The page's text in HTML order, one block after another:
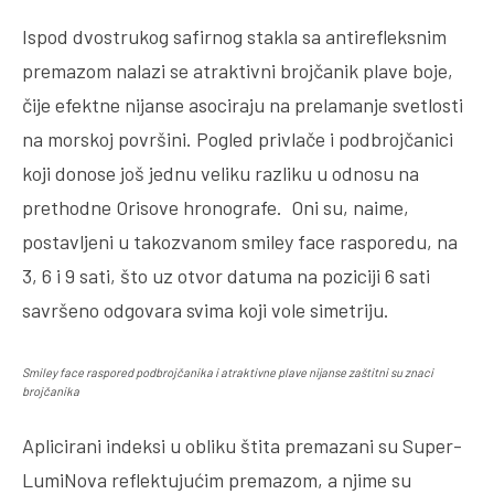
Ispod dvostrukog safirnog stakla sa antirefleksnim
premazom nalazi se atraktivni brojčanik plave boje,
čije efektne nijanse asociraju na prelamanje svetlosti
na morskoj površini. Pogled privlače i podbrojčanici
koji donose još jednu veliku razliku u odnosu na
prethodne Orisove hronografe. Oni su, naime,
postavljeni u takozvanom smiley face rasporedu, na
3, 6 i 9 sati, što uz otvor datuma na poziciji 6 sati
savršeno odgovara svima koji vole simetriju.
Smiley face raspored podbrojčanika i atraktivne plave nijanse zaštitni su znaci
brojčanika
Aplicirani indeksi u obliku štita premazani su Super-
LumiNova reflektujućim premazom, a njime su